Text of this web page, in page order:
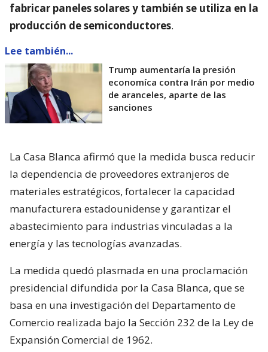
fabricar paneles solares y también se utiliza en la
producción de semiconductores.
Lee también...
Trump aumentaría la presión
economíca contra Irán por medio
de aranceles, aparte de las
sanciones
La Casa Blanca afirmó que la medida busca reducir
la dependencia de proveedores extranjeros de
materiales estratégicos, fortalecer la capacidad
manufacturera estadounidense y garantizar el
abastecimiento para industrias vinculadas a la
energía y las tecnologías avanzadas.
La medida quedó plasmada en una proclamación
presidencial difundida por la Casa Blanca, que se
basa en una investigación del Departamento de
Comercio realizada bajo la Sección 232 de la Ley de
Expansión Comercial de 1962.